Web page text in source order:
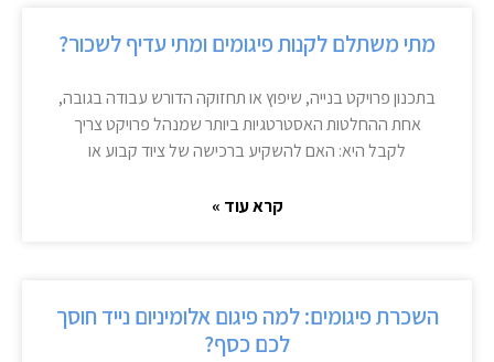
מתי משתלם לקנות פיגומים ומתי עדיף לשכור?
בתכנון פרויקט בנייה, שיפוץ או תחזוקה הדורש עבודה בגובה,
אחת ההחלטות האסטרטגיות ביותר שמנהל פרויקט צריך
לקבל היא: האם להשקיע ברכישה של ציוד קבוע או
קרא עוד »
השכרת פיגומים: למה פיגום אלומיניום נייד חוסך
לכם כסף?